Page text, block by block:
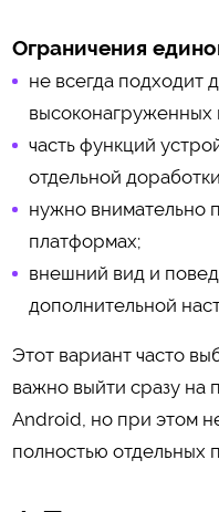
Ограничения
не всегда подходит
часть функций
отдельной
нужно внимательно
платформах;
внешний вид и
дополнительной
Этот вариант часто
важно выйти сразу на
Android, но при этом
полностью отдельных